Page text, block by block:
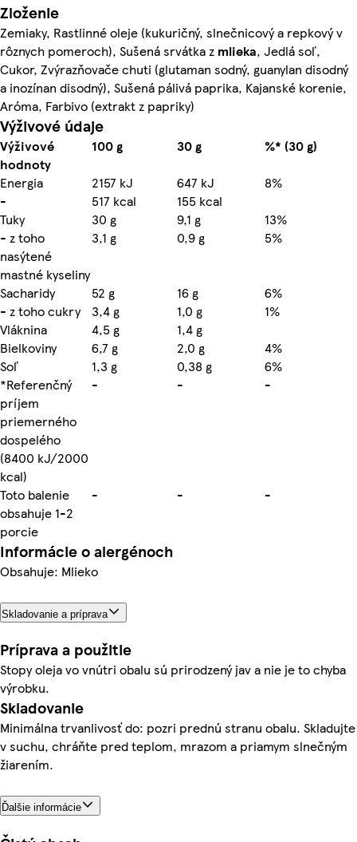
Zloženie
Zemiaky, Rastlinné oleje (kukuričný, slnečnicový a repkový v
rôznych pomeroch), Sušená srvátka z mlieka, Jedlá soľ,
Cukor, Zvýrazňovače chuti (glutaman sodný, guanylan disodný
a inozínan disodný), Sušená pálivá paprika, Kajanské korenie,
Aróma, Farbivo (extrakt z papriky)
Výživové údaje
Výživové
hodnoty
100 g 30 g
%* (30 g)
Energia
2157 kJ 647 kJ
8%
-
517 kcal
155 kcal
Tuky
30 g 9,1 g
13%
- z toho
nasýtené
mastné kyseliny
3,1 g 0,9 g 5%
Sacharidy 52 g 16 g
6%
- z toho cukry
3,4 g 1,0 g
1%
Vláknina
4,5 g
1,4 g
Bielkoviny
6,7 g 2,0 g
4%
Soľ
1,3 g 0,38 g
6%
*Referenčný
príjem
priemerného
dospelého
(8400 kJ/2000
kcal)
- - -
Toto balenie
obsahuje 1-2
porcie
- - -
Informácie o alergénoch
Obsahuje: Mlieko
Skladovanie a príprava
Príprava a použitie
Stopy oleja vo vnútri obalu sú prirodzený jav a nie je to chyba
výrobku.
Skladovanie
Minimálna trvanlivosť do: pozri prednú stranu obalu. Skladujte
v suchu, chráňte pred teplom, mrazom a priamym slnečným
žiarením.
Ďalšie informácie